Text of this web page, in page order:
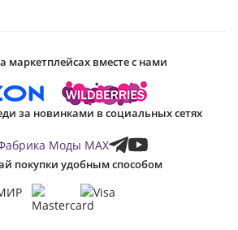
маркетплейсах вместе с нами
за новинками в социальных сетях
покупки удобным способом